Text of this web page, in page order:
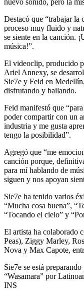
Destacó que “trabajar
proceso muy fluido y
se siente en la canción.
música!”.
El videoclip, producido
Ariel Annexy, se
Sie7e y Feid en
disfrutando y bailando.
Feid manifestó que
poder compartir con un
industria y me gusta
tengo la posibilidad”.
Agregó que “me
canción porque,
para mí hablando de
siguen y nos apoyan
Sie7e ha tenido varios
“Mucha cosa buena”,
“Tocando el cielo” y
El artista ha colaborado
Peas), Ziggy Marley,
Nova y Max Capote,
Sie7e se está
“Wasamara” por
INS